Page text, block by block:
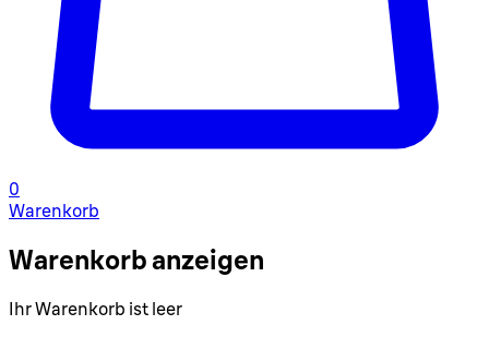
0
Warenkorb
Warenkorb anzeigen
Ihr Warenkorb ist leer